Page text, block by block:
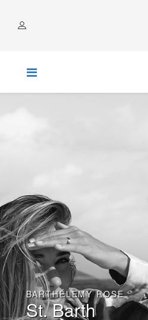
BARTHÉLEMY ROSE
St. Barth